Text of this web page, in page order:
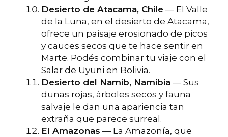
Desierto de Atacama, Chile — El Valle
de la Luna, en el desierto de Atacama,
ofrece un paisaje erosionado de picos
y cauces secos que te hace sentir en
Marte. Podés combinar tu viaje con el
Salar de Uyuni en Bolivia.
Desierto del Namib, Namibia — Sus
dunas rojas, árboles secos y fauna
salvaje le dan una apariencia tan
extraña que parece surreal.
El Amazonas — La Amazonía, que